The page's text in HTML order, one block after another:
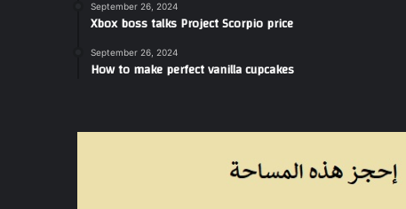
September 26, 2024
Xbox boss talks Project Scorpio price
September 26, 2024
How to make perfect vanilla cupcakes